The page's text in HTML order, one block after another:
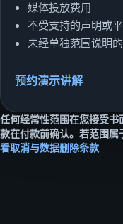
媒体投放费用
不受支持的声明或
未经单独范围说明
预约演示讲解
任何经常性范围在您接受
款在付款前确认。若范围属
看取消与数据删除条款